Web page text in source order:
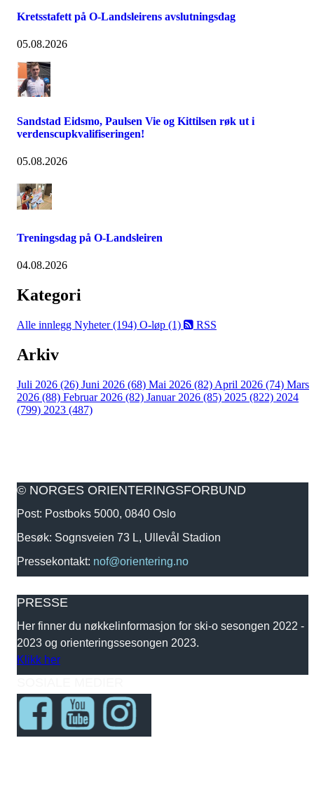
Kretsstafett på O-Landsleirens avslutningsdag
05.08.2026
Sandstad Eidsmo, Paulsen Vie og Kittilsen røk ut i
verdenscupkvalifiseringen!
05.08.2026
Treningsdag på O-Landsleiren
04.08.2026
Kategori
Alle innlegg Nyheter (194) O-løp (1) RSS
Arkiv
Juli 2026 (26) Juni 2026 (68) Mai 2026 (82) April 2026 (74) Mars
2026 (88) Februar 2026 (82) Januar 2026 (85) 2025 (822) 2024
(799) 2023 (487)
© NORGES ORIENTERINGSFORBUND
Post: Postboks 5000, 0840 Oslo
Besøk: Sognsveien 73 L, Ullevål Stadion
Pressekontakt: nof@orientering.no
PRESSE
Her finner du nøkkelinformasjon for ski-o sesongen 2022 -
2023 og orienteringssesongen 2023.
Klikk her